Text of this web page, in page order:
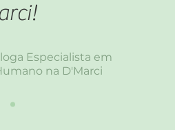
Especialista em
na D'Marci